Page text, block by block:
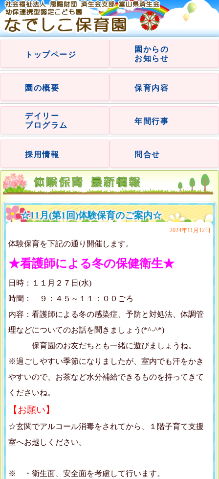
トップページ
園からの
お知らせ
園の概要 保育内容
デイリー
プログラム
年間行事
採用情報 問合せ
☆11月(第1回)体験保育のご案内☆
2024年11月12日
体験保育を下記の通り開催します。
★看護師による冬の保健衛生★
日時：１１月２７日(水)
時間： ９：４５～１１：００ごろ
内容：看護師による冬の感染症、予防と対処法、体調管
理などについてのお話を聞きましょう(*^-^*)
保育園のお友だちとも一緒に遊びましょうね。
※過ごしやすい季節になりましたが、室内でも汗をかき
やすいので、お茶など水分補給できるものを持ってきて
くださいね。
【お願い】
☆玄関でアルコール消毒をされてから、１階子育て支援
室へお越しください。
※ ・衛生面、安全面を考慮して行います。